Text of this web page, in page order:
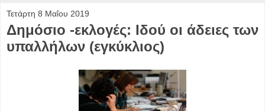
Τετάρτη 8 Μαΐου 2019
Δημόσιο -εκλογές: Ιδού οι άδειες των
υπαλλήλων (εγκύκλιος)